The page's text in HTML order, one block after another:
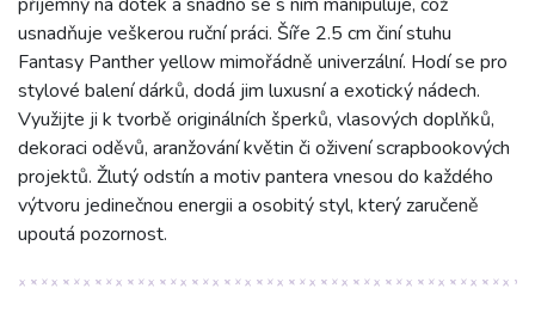
usnadňuje veškerou ruční práci. Šíře 2.5 cm činí stuhu
Fantasy Panther yellow mimořádně univerzální. Hodí se pro
stylové balení dárků, dodá jim luxusní a exotický nádech.
Využijte ji k tvorbě originálních šperků, vlasových doplňků,
dekoraci oděvů, aranžování květin či oživení scrapbookových
projektů. Žlutý odstín a motiv pantera vnesou do každého
výtvoru jedinečnou energii a osobitý styl, který zaručeně
upoutá pozornost.